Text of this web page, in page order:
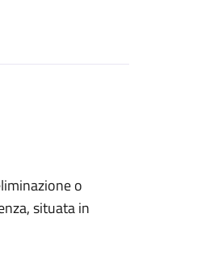
o
situata in